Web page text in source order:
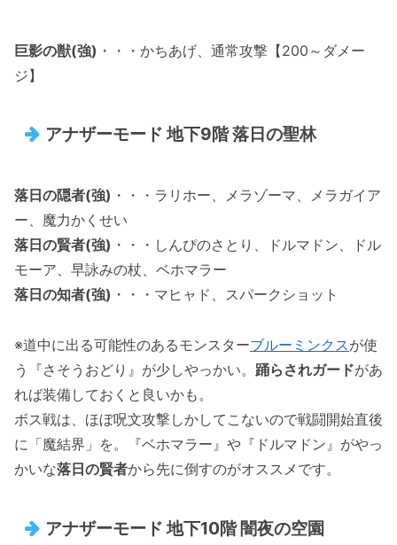
巨影の獣(強) ・・・かちあげ、通常攻撃【200～ダメー
ジ】
アナザーモード 地下9階 落日の聖林
落日の隠者(強) ・・・ラリホー、メラゾーマ、メラガイア
ー、魔力かくせい
落日の賢者(強) ・・・しんぴのさとり、ドルマドン、ドル
モーア、早詠みの杖、ベホマラー
落日の知者(強) ・・・マヒャド、スパークショット
※道中に出る可能性のあるモンスターブルーミンクスが使
う『さそうおどり』が少しやっかい。 踊らされガードがあ
れば装備しておくと良いかも。
ボス戦は、ほぼ呪文攻撃しかしてこないので戦闘開始直後
に「魔結界」を。『ベホマラー』や『ドルマドン』がやっ
かいな落日の賢者から先に倒すのがオススメです。
アナザーモード 地下10階 闇夜の空園